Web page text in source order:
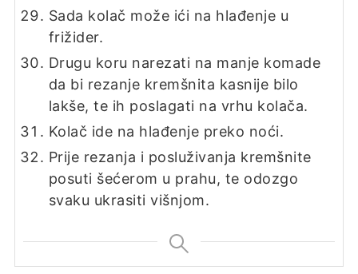
Sada kolač može ići na hlađenje u
frižider.
Drugu koru narezati na manje komade
da bi rezanje kremšnita kasnije bilo
lakše, te ih poslagati na vrhu kolača.
Kolač ide na hlađenje preko noći.
Prije rezanja i posluživanja kremšnite
posuti šećerom u prahu, te odozgo
svaku ukrasiti višnjom.